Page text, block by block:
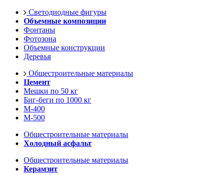
Светодиодные фигуры
Объемные композиции
Фонтаны
Фотозона
Объемные конструкции
Деревья
Общестроительные материалы
Цемент
Мешки по 50 кг
Биг-беги по 1000 кг
М-400
М-500
Общестроительные материалы
Холодный асфальт
Общестроительные материалы
Керамзит